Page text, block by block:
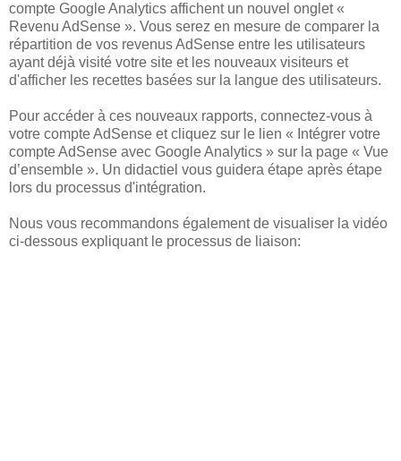
compte Google Analytics affichent un nouvel onglet «
Revenu AdSense ». Vous serez en mesure de comparer la
répartition de vos revenus AdSense entre les utilisateurs
ayant déjà visité votre site et les nouveaux visiteurs et
d'afficher les recettes basées sur la langue des utilisateurs.
Pour accéder à ces nouveaux rapports, connectez-vous à
votre compte AdSense et cliquez sur le lien « Intégrer votre
compte AdSense avec Google Analytics » sur la page « Vue
d’ensemble ». Un didactiel vous guidera étape après étape
lors du processus d'intégration.
Nous vous recommandons également de visualiser la vidéo
ci-dessous expliquant le processus de liaison: